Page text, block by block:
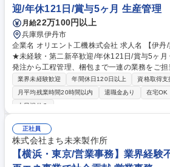
迎/年休121日/賞与5ヶ月 生産管理
月給22万100円以上
兵庫県伊丹市
企業名 オリエント工機株式会社 求人名 【伊丹/業務課スタッフ】1回面接
★未経験・第二新卒歓迎/年休121日/賞与5ヶ月 仕事の内容 機械設備の受
発注から工程管理、梱包まで一連の業務をご
に留まらず、社内外との折衝や現場での実務
な動きが求められます。 バックオフィス業務に留まらず、機械設備の知識
を深めるための現場実務研修も予定。親会社や
引合/見積：問合対応、見積作成、社外との連
管理、発注 ■梱包/出荷：検品、段ボール梱包等
売上/棚卸：原価集計、棚卸等 募集職種 【伊丹/業務課スタッフ】1回面接
★未経験・第二新卒歓迎/年休121日/賞与5ヶ月
業界未経験歓迎 年間休日120日以上
資格取得支
月平均残業時間20時間以内
退職金あり 在宅OK
土日祝休み
正社員
株式会社まち未来製作所
【横浜・東京/営業事務】業界経験